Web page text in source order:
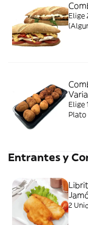
Elige
Elige
Entrantes y
2